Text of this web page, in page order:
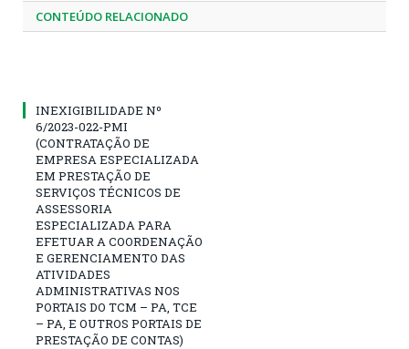
CONTEÚDO RELACIONADO
INEXIGIBILIDADE Nº
6/2023-022-PMI
(CONTRATAÇÃO DE
EMPRESA ESPECIALIZADA
EM PRESTAÇÃO DE
SERVIÇOS TÉCNICOS DE
ASSESSORIA
ESPECIALIZADA PARA
EFETUAR A COORDENAÇÃO
E GERENCIAMENTO DAS
ATIVIDADES
ADMINISTRATIVAS NOS
PORTAIS DO TCM – PA, TCE
– PA, E OUTROS PORTAIS DE
PRESTAÇÃO DE CONTAS)